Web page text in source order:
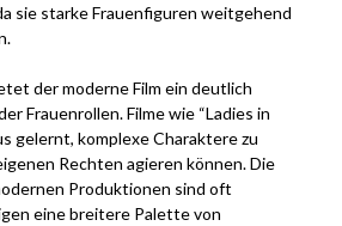
sie starke Frauenfiguren weitgehend
der moderne Film ein deutlich
Frauenrollen. Filme wie “Ladies in
gelernt, komplexe Charaktere zu
Rechten agieren können. Die
Produktionen sind oft
eine breitere Palette von